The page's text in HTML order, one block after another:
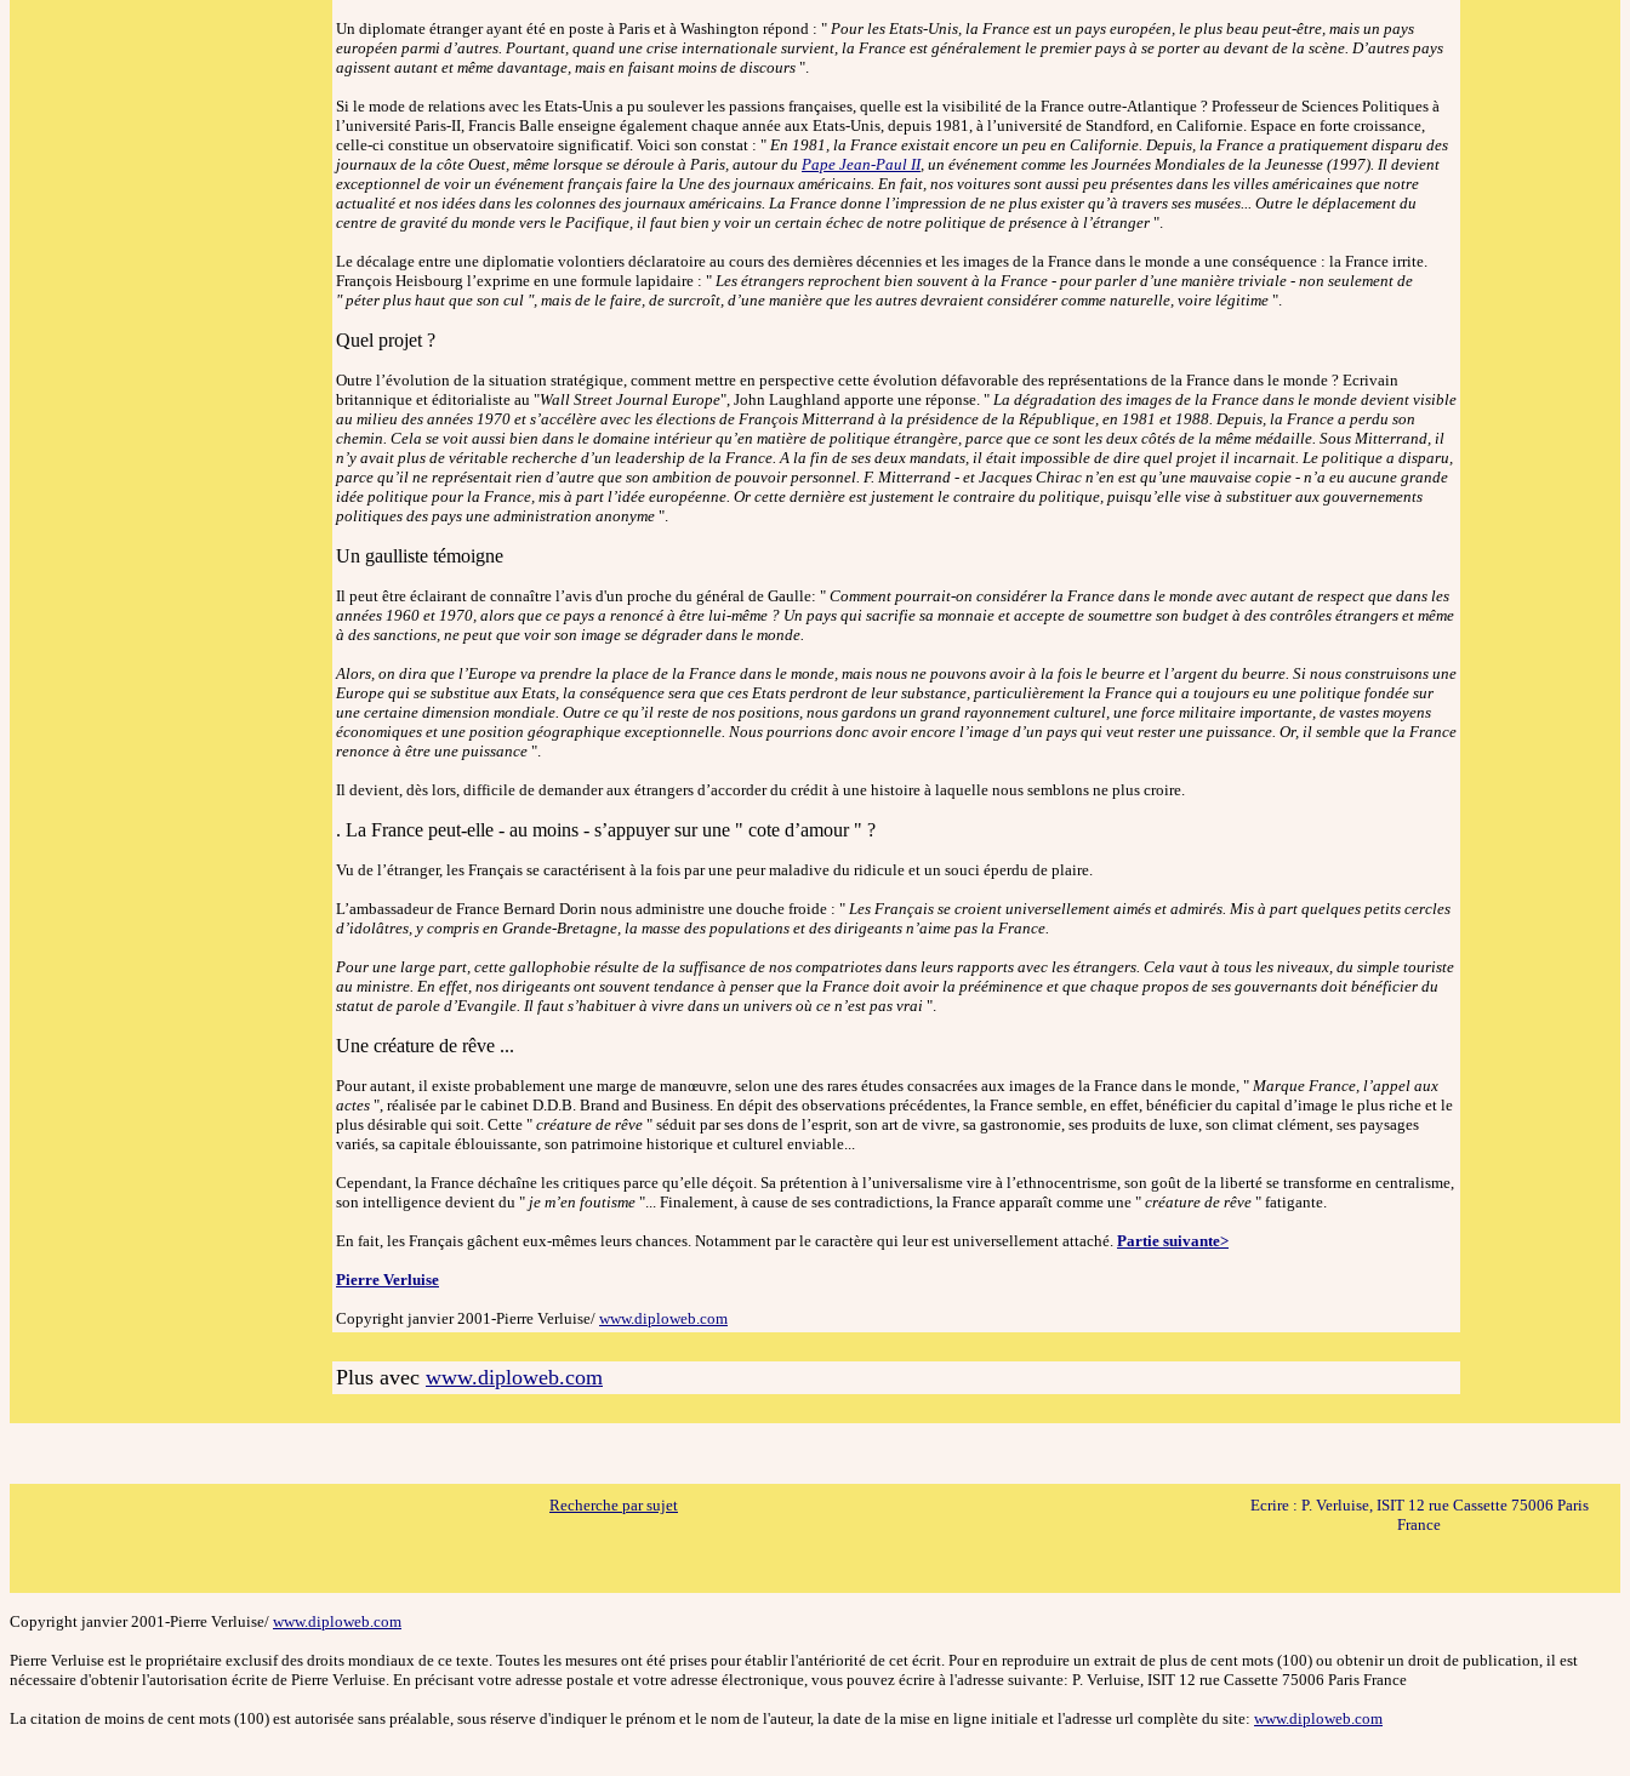
Un diplomate étranger ayant été en poste à Paris et à Washington répond : " Pour les Etats-Unis, la France est un pays européen, le plus beau peut-être, mais un pays
européen parmi d’autres. Pourtant, quand une crise internationale survient, la France est généralement le premier pays à se porter au devant de la scène. D’autres pays
agissent autant et même davantage, mais en faisant moins de discours ".
Si le mode de relations avec les Etats-Unis a pu soulever les passions françaises, quelle est la visibilité de la France outre-Atlantique ? Professeur de Sciences Politiques à
l’université Paris-II, Francis Balle enseigne également chaque année aux Etats-Unis, depuis 1981, à l’université de Standford, en Californie. Espace en forte croissance,
celle-ci constitue un observatoire significatif. Voici son constat : " En 1981, la France existait encore un peu en Californie. Depuis, la France a pratiquement disparu des
journaux de la côte Ouest, même lorsque se déroule à Paris, autour du Pape Jean-Paul II, un événement comme les Journées Mondiales de la Jeunesse (1997). Il devient
exceptionnel de voir un événement français faire la Une des journaux américains. En fait, nos voitures sont aussi peu présentes dans les villes américaines que notre
actualité et nos idées dans les colonnes des journaux américains. La France donne l’impression de ne plus exister qu’à travers ses musées... Outre le déplacement du
centre de gravité du monde vers le Pacifique, il faut bien y voir un certain échec de notre politique de présence à l’étranger ".
Le décalage entre une diplomatie volontiers déclaratoire au cours des dernières décennies et les images de la France dans le monde a une conséquence : la France irrite.
François Heisbourg l’exprime en une formule lapidaire : " Les étrangers reprochent bien souvent à la France - pour parler d’une manière triviale - non seulement de
" péter plus haut que son cul ", mais de le faire, de surcroît, d’une manière que les autres devraient considérer comme naturelle, voire légitime ".
Quel projet ?
Outre l’évolution de la situation stratégique, comment mettre en perspective cette évolution défavorable des représentations de la France dans le monde ? Ecrivain
britannique et éditorialiste au "Wall Street Journal Europe", John Laughland apporte une réponse. " La dégradation des images de la France dans le monde devient visible
au milieu des années 1970 et s’accélère avec les élections de François Mitterrand à la présidence de la République, en 1981 et 1988. Depuis, la France a perdu son
chemin. Cela se voit aussi bien dans le domaine intérieur qu’en matière de politique étrangère, parce que ce sont les deux côtés de la même médaille. Sous Mitterrand, il
n’y avait plus de véritable recherche d’un leadership de la France. A la fin de ses deux mandats, il était impossible de dire quel projet il incarnait. Le politique a disparu,
parce qu’il ne représentait rien d’autre que son ambition de pouvoir personnel. F. Mitterrand - et Jacques Chirac n’en est qu’une mauvaise copie - n’a eu aucune grande
idée politique pour la France, mis à part l’idée européenne. Or cette dernière est justement le contraire du politique, puisqu’elle vise à substituer aux gouvernements
politiques des pays une administration anonyme ".
Un gaulliste témoigne
Il peut être éclairant de connaître l’avis d'un proche du général de Gaulle: " Comment pourrait-on considérer la France dans le monde avec autant de respect que dans les
années 1960 et 1970, alors que ce pays a renoncé à être lui-même ? Un pays qui sacrifie sa monnaie et accepte de soumettre son budget à des contrôles étrangers et même
à des sanctions, ne peut que voir son image se dégrader dans le monde.
Alors, on dira que l’Europe va prendre la place de la France dans le monde, mais nous ne pouvons avoir à la fois le beurre et l’argent du beurre. Si nous construisons une
Europe qui se substitue aux Etats, la conséquence sera que ces Etats perdront de leur substance, particulièrement la France qui a toujours eu une politique fondée sur
une certaine dimension mondiale. Outre ce qu’il reste de nos positions, nous gardons un grand rayonnement culturel, une force militaire importante, de vastes moyens
économiques et une position géographique exceptionnelle. Nous pourrions donc avoir encore l’image d’un pays qui veut rester une puissance. Or, il semble que la France
renonce à être une puissance ".
Il devient, dès lors, difficile de demander aux étrangers d’accorder du crédit à une histoire à laquelle nous semblons ne plus croire.
. La France peut-elle - au moins - s’appuyer sur une " cote d’amour " ?
Vu de l’étranger, les Français se caractérisent à la fois par une peur maladive du ridicule et un souci éperdu de plaire.
L’ambassadeur de France Bernard Dorin nous administre une douche froide : " Les Français se croient universellement aimés et admirés. Mis à part quelques petits cercles
d’idolâtres, y compris en Grande-Bretagne, la masse des populations et des dirigeants n’aime pas la France.
Pour une large part, cette gallophobie résulte de la suffisance de nos compatriotes dans leurs rapports avec les étrangers. Cela vaut à tous les niveaux, du simple touriste
au ministre. En effet, nos dirigeants ont souvent tendance à penser que la France doit avoir la prééminence et que chaque propos de ses gouvernants doit bénéficier du
statut de parole d’Evangile. Il faut s’habituer à vivre dans un univers où ce n’est pas vrai ".
Une créature de rêve ...
Pour autant, il existe probablement une marge de manœuvre, selon une des rares études consacrées aux images de la France dans le monde, " Marque France, l’appel aux
actes ", réalisée par le cabinet D.D.B. Brand and Business. En dépit des observations précédentes, la France semble, en effet, bénéficier du capital d’image le plus riche et le
plus désirable qui soit. Cette " créature de rêve " séduit par ses dons de l’esprit, son art de vivre, sa gastronomie, ses produits de luxe, son climat clément, ses paysages
variés, sa capitale éblouissante, son patrimoine historique et culturel enviable...
Cependant, la France déchaîne les critiques parce qu’elle déçoit. Sa prétention à l’universalisme vire à l’ethnocentrisme, son goût de la liberté se transforme en centralisme,
son intelligence devient du " je m’en foutisme "... Finalement, à cause de ses contradictions, la France apparaît comme une " créature de rêve " fatigante.
En fait, les Français gâchent eux-mêmes leurs chances. Notamment par le caractère qui leur est universellement attaché. Partie suivante>
Pierre Verluise
Copyright janvier 2001-Pierre Verluise/ www.diploweb.com
Plus avec www.diploweb.com
Recherche par sujet
Ecrire : P. Verluise, ISIT 12 rue Cassette 75006 Paris
France
Copyright janvier 2001-Pierre Verluise/ www.diploweb.com
Pierre Verluise est le propriétaire exclusif des droits mondiaux de ce texte. Toutes les mesures ont été prises pour établir l'antériorité de cet écrit. Pour en reproduire un extrait de plus de cent mots (100) ou obtenir un droit de publication, il est
nécessaire d'obtenir l'autorisation écrite de Pierre Verluise. En précisant votre adresse postale et votre adresse électronique, vous pouvez écrire à l'adresse suivante: P. Verluise, ISIT 12 rue Cassette 75006 Paris France
La citation de moins de cent mots (100) est autorisée sans préalable, sous réserve d'indiquer le prénom et le nom de l'auteur, la date de la mise en ligne initiale et l'adresse url complète du site: www.diploweb.com